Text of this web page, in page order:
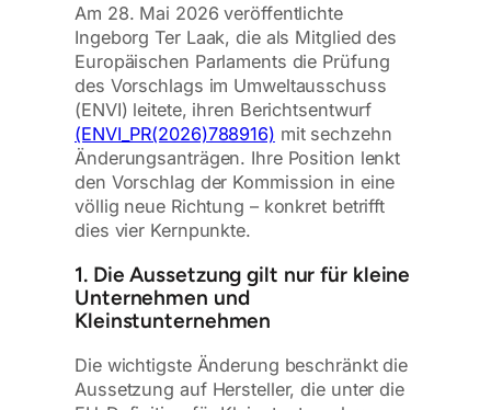
Am 28. Mai 2026 veröffentlichte
Ingeborg Ter Laak, die als Mitglied des
Europäischen Parlaments die Prüfung
des Vorschlags im Umweltausschuss
(ENVI) leitete, ihren Berichtsentwurf
(ENVI_PR(2026)788916) mit sechzehn
Änderungsanträgen. Ihre Position lenkt
den Vorschlag der Kommission in eine
völlig neue Richtung – konkret betrifft
dies vier Kernpunkte.
1. Die Aussetzung gilt nur für kleine
Unternehmen und
Kleinstunternehmen
Die wichtigste Änderung beschränkt die
Aussetzung auf Hersteller, die unter die